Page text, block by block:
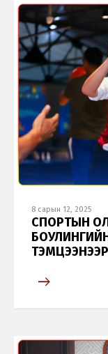
8 сарын 12, 2025
СПОРТЫН